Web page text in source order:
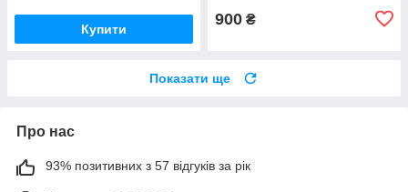
Купити
900 ₴
Показати ще
Про нас
93% позитивних з 57 відгуків за рік